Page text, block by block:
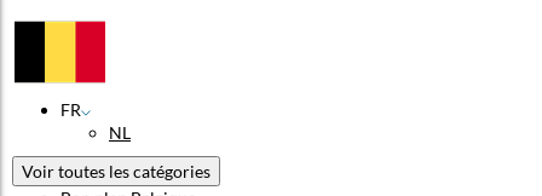
FR
NL
Voir toutes les catégories